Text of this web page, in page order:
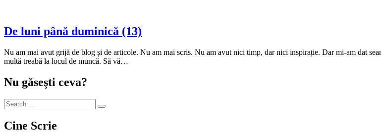
De luni până duminică (13)
Nu am mai avut grijă de blog și de articole. Nu am mai scris. Nu am avut nici timp, dar nici inspirație. Dar mi-am dat seama (din nou) că am ce să povestesc și că e păcat că nu o fac. A fost o săptămână plină, cu
multă treabă la locul de muncă. Să vă…
Nu găseşti ceva?
Cine Scrie